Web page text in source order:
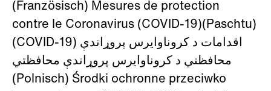
(Französisch) Mesures de protection
contre le Coronavirus (COVID-19)(Paschtu)
(COVID-19) اقدامات د کروناوایرس پروړاندې
محافظتي د کروناوایرس پروړاندې محافظتي
(Polnisch) Środki ochronne przeciwko